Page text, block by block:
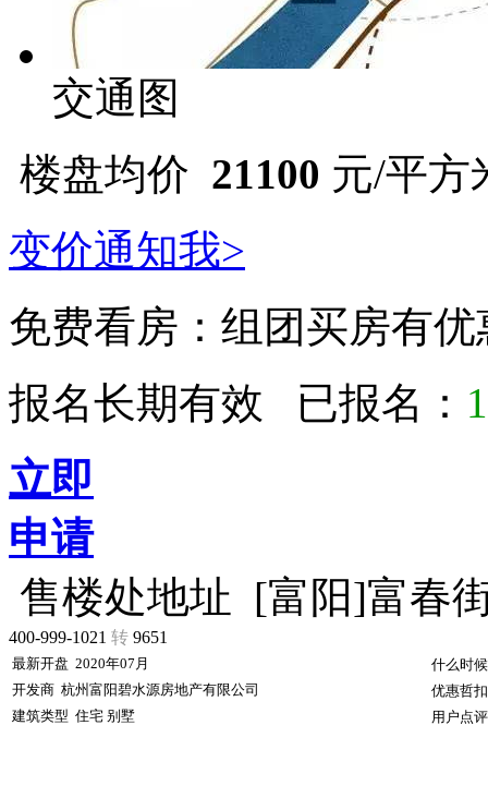
交通图
楼盘均价 21100 元/平方
变价通知我>
免费看房： 组团买房有
报名长期有效 已报名：
立即
申请
售楼处地址 [富阳]富春
400-999-1021 转 9651
最新开盘 2020年07月
什么时
开发商 杭州富阳碧水源房地产有限公司
优惠哲扣
建筑类型 住宅 别墅 用户点评